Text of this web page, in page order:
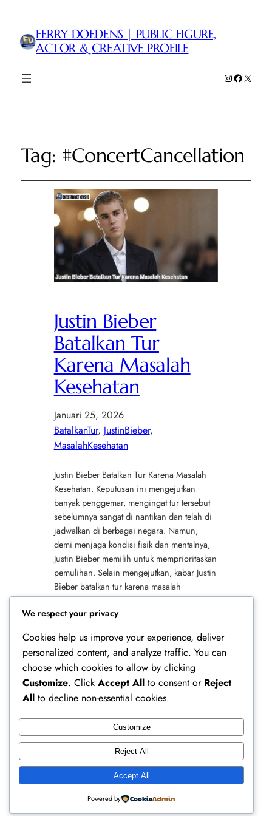
FERRY DOEDENS | PUBLIC FIGURE,
ACTOR & CREATIVE PROFILE
Instagram
Facebook
X
Tag: #ConcertCancellation
Justin Bieber
Batalkan Tur
Karena Masalah
Kesehatan
Januari 25, 2026
BatalkanTur, JustinBieber
MasalahKesehatan
Justin Bieber Batalkan Tur Karena Masalah
Kesehatan. Keputusan ini mengejutkan
banyak penggemar, mengingat tur tersebut
sebelumnya sangat di nantikan dan telah di
jadwalkan di berbagai negara. Namun,
demi menjaga kondisi fisik dan mentalnya,
Justin Bieber memilih untuk memprioritaskan
pemulihan. Selain mengejutkan, kabar Justin
Bieber batalkan tur karena masalah
kesehatan juga memicu gelombang simpati
dari publik.…
Ferry Doedens | Public Figure, Actor & Creative
Profile
Instagram
Facebook
X
We respect your privacy
Cookies help us improve your experience, deliver
personalized content, and analyze traffic. You can
choose which cookies to allow by clicking
Customize. Click Accept All to consent or Reject
All to decline non-essential cookies.
Customize
Reject All
Accept All
Powered by